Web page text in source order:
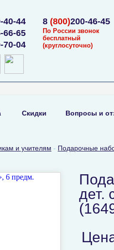
40-44
66-65
70-04
8 (800)200-46-45
По России звонок
бесплатный
(круглосуточно)
Скидки Вопросы и
и учителям - Подарочные
дет.